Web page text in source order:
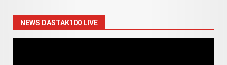
NEWS DASTAK100 LIVE